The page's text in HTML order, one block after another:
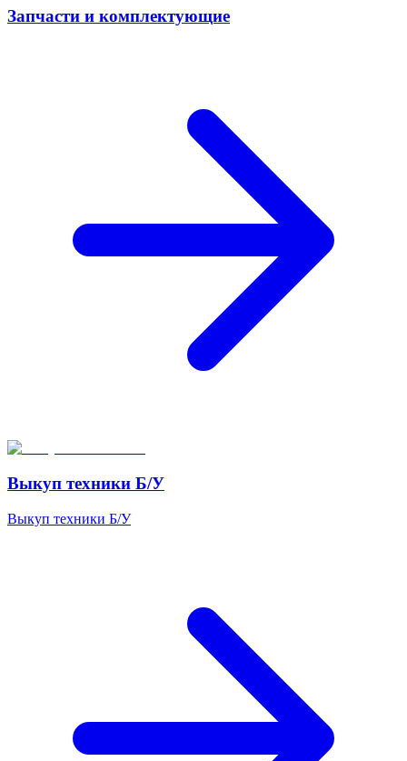
Запчасти и комплектующие
Выкуп техники Б/У
Выкуп техники Б/У